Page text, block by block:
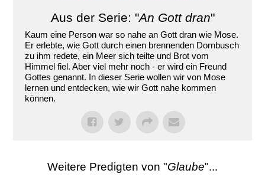
Aus der Serie: "An Gott dran"
Kaum eine Person war so nahe an Gott dran wie Mose.
Er erlebte, wie Gott durch einen brennenden Dornbusch
zu ihm redete, ein Meer sich teilte und Brot vom
Himmel fiel. Aber viel mehr noch - er wird ein Freund
Gottes genannt. In dieser Serie wollen wir von Mose
lernen und entdecken, wie wir Gott nahe kommen
können.
Weitere Predigten von "Glaube"...